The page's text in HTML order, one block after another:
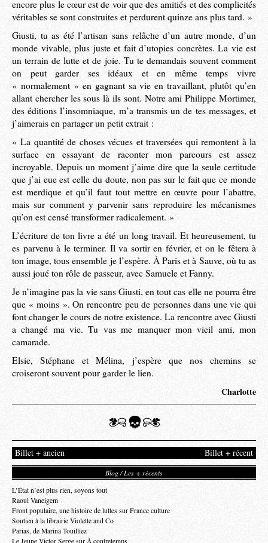
encore plus le cœur est de voir que des amitiés et des complicités
véritables se sont construites et perdurent quinze ans plus tard. »
Giusti, tu as été l’artisan sans relâche d’un autre monde, d’un
monde vivable, plus juste et fait d’utopies concrètes. La vie est
un terrain de lutte et de joie. Tu te demandais souvent comment
on peut garder ses idéaux et en même temps vivre
« normalement » en gagnant sa vie en travaillant, plutôt qu’en
allant chercher les sous là ils sont. Notre ami Philippe Mortimer,
des éditions l’insomniaque, m’a transmis un de tes messages, et
j’aimerais en partager un petit extrait :
« La quantité de choses vécues et traversées qui remontent à la
surface en essayant de raconter mon parcours est assez
incroyable. Depuis un moment j’aime dire que la seule certitude
que j’ai eue est celle du doute, non pas sur le fait que ce monde
est merdique et qu’il faut tout mettre en œuvre pour l’abattre,
mais sur comment y parvenir sans reproduire les mécanismes
qu’on est censé transformer radicalement. »
L’écriture de ton livre a été un long travail. Et heureusement, tu
es parvenu à le terminer. Il va sortir en février, et on le fêtera à
ton image, tous ensemble je l’espère. À Paris et à Sauve, où tu as
aussi joué ton rôle de passeur, avec Samuele et Fanny.
Je n’imagine pas la vie sans Giusti, en tout cas elle ne pourra être
que « moins ». On rencontre peu de personnes dans une vie qui
font changer le cours de notre existence. La rencontre avec Giusti
a changé ma vie. Tu vas me manquer mon vieil ami, mon
camarade.
Elsie, Stéphane et Mélina, j’espère que nos chemins se
croiseront souvent pour garder le lien.
Charlotte
Billet + récent
Billet + ancien
Blog / Les + récents
L’État n’est plus rien, soyons tout
Raoul Vaneigem
Front populaire, une histoire de luttes sur France culture
Soutien à la librairie Violette and Co
Parias, de Marina Touilliez
Le Jeune Victor Serge sur À contretemps